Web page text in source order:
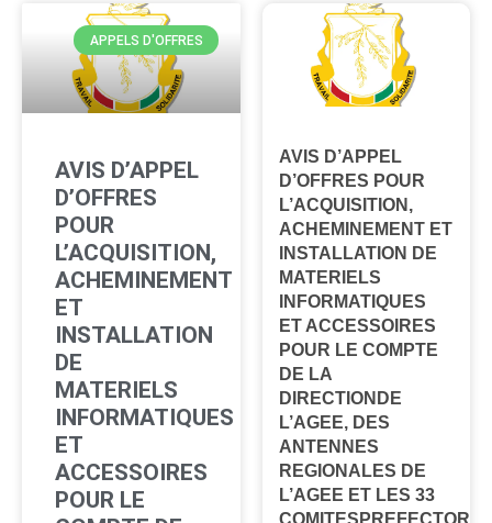
APPELS D'OFFRES
AVIS D’APPEL
D’OFFRES
POUR
L’ACQUISITION,
ACHEMINEMENT
ET
INSTALLATION
DE
MATERIELS
INFORMATIQUES
ET
ACCESSOIRES
POUR LE
AVIS D’APPEL
D’OFFRES POUR
L’ACQUISITION,
ACHEMINEMENT ET
INSTALLATION DE
MATERIELS
INFORMATIQUES
ET ACCESSOIRES
POUR LE COMPTE
DE LA
DIRECTIONDE
L’AGEE, DES
ANTENNES
REGIONALES DE
L’AGEE ET LES 33